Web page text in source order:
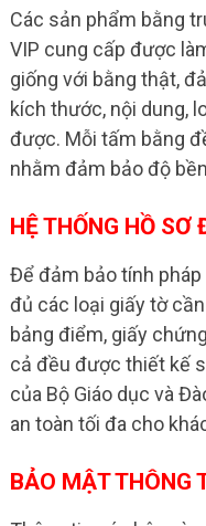
Các sản phẩm bằng
VIP cung cấp được
giống với bằng thật,
kích thước, nội dung,
được. Mỗi tấm bằng
nhằm đảm bảo độ
HỆ THỐNG HỒ
Để đảm bảo tính pháp
đủ các loại giấy tờ
bảng điểm, giấy
cả đều được thiết kế
của Bộ Giáo dục và
an toàn tối đa cho
BẢO MẬT THÔNG